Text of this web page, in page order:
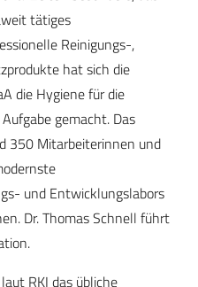
tätiges
Reinigungs-,
hat sich die
die Hygiene für die
gemacht. Das
350 Mitarbeiterinnen und
und Entwicklungslabors
Dr. Thomas Schnell führt
RKI das übliche